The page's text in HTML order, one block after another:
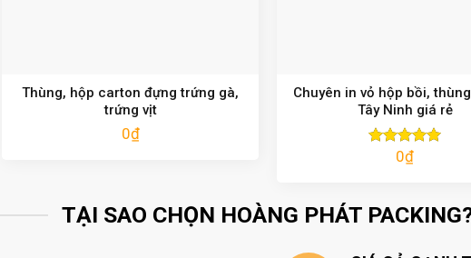
Thùng, hộp carton đựng trứng gà,
trứng vịt
0₫
Chuyên in vỏ hộp bồi,
Tây Ninh giá rẻ
Được xếp
0₫
TẠI SAO CHỌN HOÀNG PHÁT